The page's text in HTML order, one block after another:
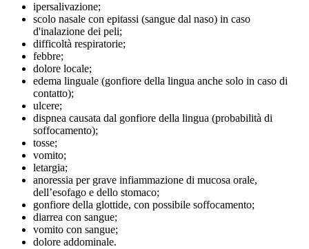
ipersalivazione;
scolo nasale con epitassi (sangue dal naso) in caso
d'inalazione dei peli;
difficoltà respiratorie;
febbre;
dolore locale;
edema linguale (gonfiore della lingua anche solo in caso di
contatto);
ulcere;
dispnea causata dal gonfiore della lingua (probabilità di
soffocamento);
tosse;
vomito;
letargia;
anoressia per grave infiammazione di mucosa orale,
dell’esofago e dello stomaco;
gonfiore della glottide, con possibile soffocamento;
diarrea con sangue;
vomito con sangue;
dolore addominale.